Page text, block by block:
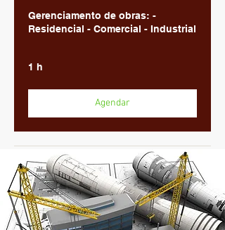
Gerenciamento de obras: -
Residencial - Comercial - Industrial
1 h
Agendar